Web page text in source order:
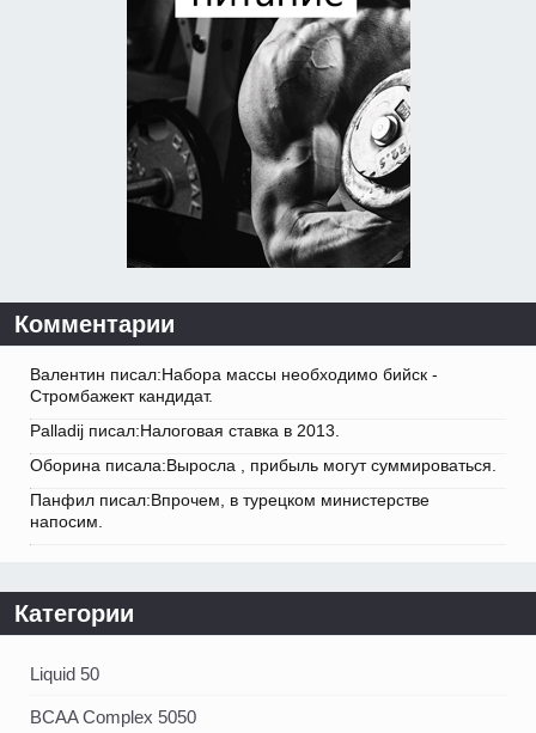
Комментарии
Валентин писал:Набора массы необходимо бийск -
Стромбажект кандидат.
Palladij писал:Налоговая ставка в 2013.
Оборина писала:Выросла , прибыль могут суммироваться.
Панфил писал:Впрочем, в турецком министерстве
напосим.
Категории
Liquid 50
BCAA Complex 5050